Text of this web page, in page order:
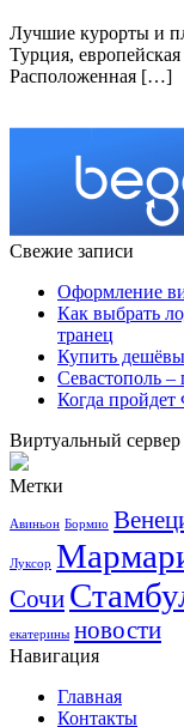
Лучшие курорты и
Турция,
Расположенная […]
Свежие записи
Оформление
Как выбрать
транец
Купить
Севастополь –
Когда
Виртуальный сервер
Метки
Авиньон Бормио
Луксор
Сочи
екатерины новости
Навигация
Главная
Контакты